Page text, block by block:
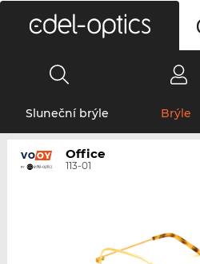
Sluneční brýle Brýle
Office
113-01